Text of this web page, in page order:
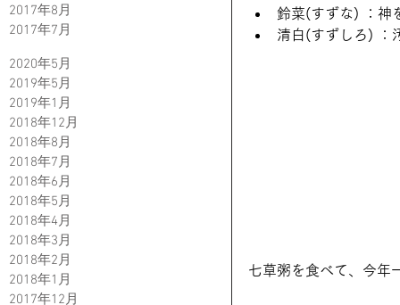
2017年8月
2017年7月
2020年5月
2019年5月
2019年1月
2018年12月
2018年8月
2018年7月
2018年6月
2018年5月
2018年4月
2018年3月
2018年2月
2018年1月
2017年12月
鈴菜(すずな) ：
清白(すずしろ) ：
七草粥を食べて、今年